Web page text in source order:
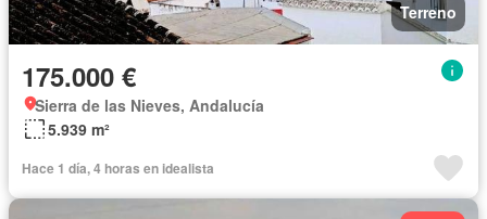
Terreno
175.000 €
Sierra de las Nieves, Andalucía
5.939 m²
Hace 1 día, 4 horas en idealista